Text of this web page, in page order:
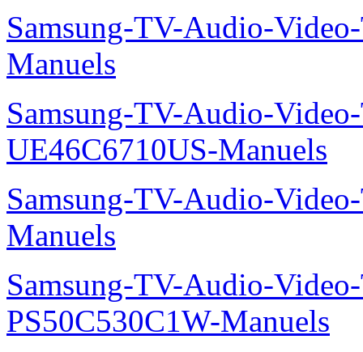
Samsung-TV-Audio-
Manuels
Samsung-TV-Audio-
UE46C6710US-Manuels
Samsung-TV-Audio-
Manuels
Samsung-TV-Audio-
PS50C530C1W-Manuels